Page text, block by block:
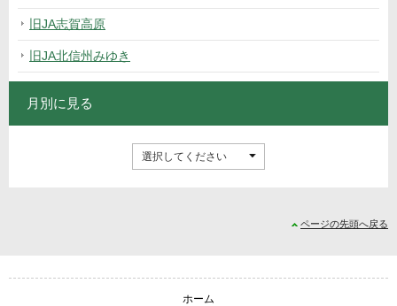
旧JA志賀高原
旧JA北信州みゆき
月別に見る
サイトナビゲーション
ホーム
ページの先頭へ戻る